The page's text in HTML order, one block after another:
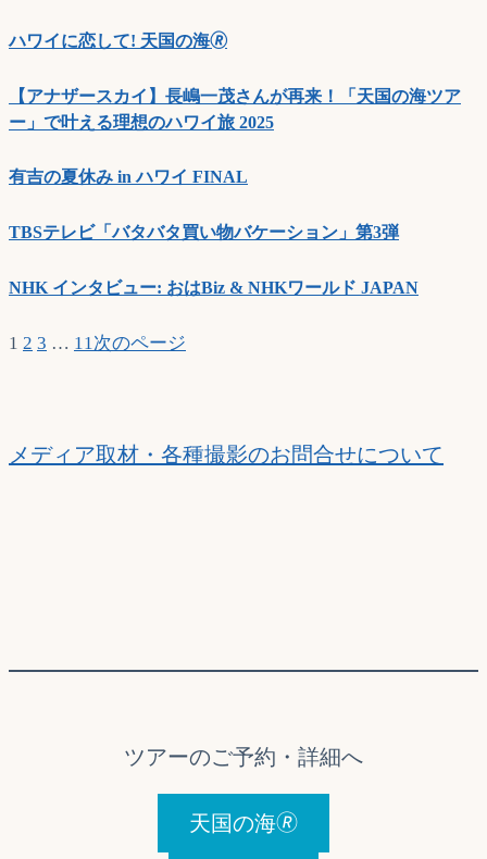
ハワイに恋して! 天国の海🄬
【アナザースカイ】長嶋一茂さんが再来！「天国の海ツア
ー」で叶える理想のハワイ旅 2025
有吉の夏休み in ハワイ FINAL
TBSテレビ「バタバタ買い物バケーション」第3弾
NHK インタビュー: おはBiz & NHKワールド JAPAN
1 2 3 … 11 次のページ
メディア取材・各種撮影のお問合せについて
ツアーのご予約・詳細へ
天国の海🄬